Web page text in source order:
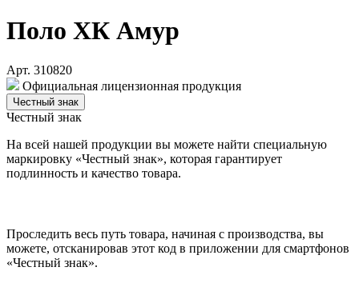
Поло ХК Амур
Арт. 310820
Официальная лицензионная продукция
Честный знак
Честный знак
На всей нашей продукции вы можете найти специальную
маркировку «Честный знак», которая гарантирует
подлинность и качество товара.
Проследить весь путь товара, начиная с производства, вы
можете, отсканировав этот код в приложении для смартфонов
«Честный знак».